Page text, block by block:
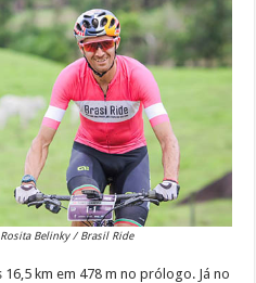
Belinky / Brasil Ride
km em 478 m no prólogo. Já no